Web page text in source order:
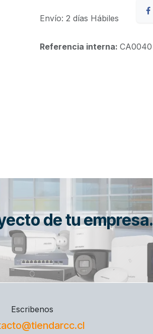
Envío: 2 días Hábiles
Referencia interna: CA0040
de tu empresa.
Escribenos